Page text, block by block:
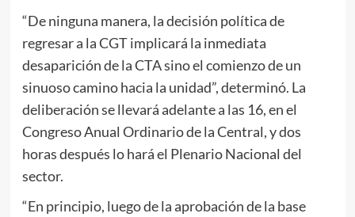
“De ninguna manera, la decisión política de
regresar a la CGT implicará la inmediata
desaparición de la CTA sino el comienzo de un
sinuoso camino hacia la unidad”, determinó. La
deliberación se llevará adelante a las 16, en el
Congreso Anual Ordinario de la Central, y dos
horas después lo hará el Plenario Nacional del
sector.
“En principio, luego de la aprobación de la base